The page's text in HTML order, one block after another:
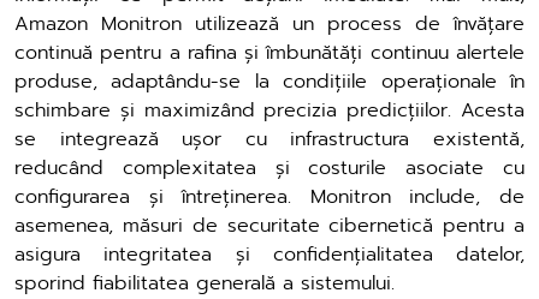
Amazon Monitron utilizează un process de învățare
continuă pentru a rafina și îmbunătăți continuu alertele
produse, adaptându-se la condițiile operaționale în
schimbare și maximizând precizia predicțiilor. Acesta
se integrează ușor cu infrastructura existentă,
reducând complexitatea și costurile asociate cu
configurarea și întreținerea. Monitron include, de
asemenea, măsuri de securitate cibernetică pentru a
asigura integritatea și confidențialitatea datelor,
sporind fiabilitatea generală a sistemului.